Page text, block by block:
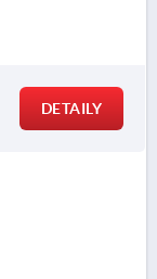
DETAILY